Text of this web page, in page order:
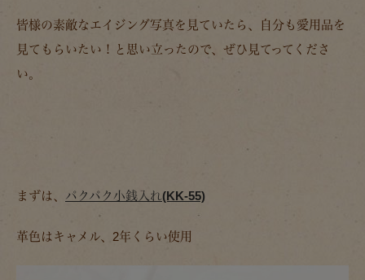
皆様の素敵なエイジング写真を見ていたら、自分も愛用品を
見てもらいたい！と思い立ったので、ぜひ見てってくださ
い。
まずは、 パクパク小銭入れ(KK-55)
革色はキャメル、2年くらい使用